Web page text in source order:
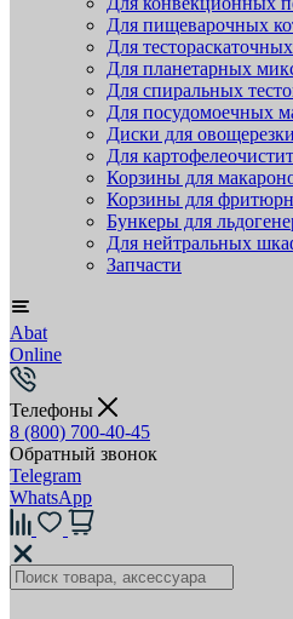
Для пищеварочных
Для
Для планетарных
Для спиральных
Для посудомоечных
Диски для овощерезки
Для
Корзины для
Корзины для
Бункеры для
Для нейтральных
Запчасти
Abat
Online
Телефоны
8 (800) 700-40-45
Обратный звонок
Telegram
WhatsApp